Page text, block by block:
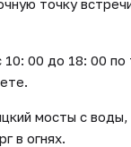
точку
00 до 18: 00 по
мосты с воды,
в огнях.